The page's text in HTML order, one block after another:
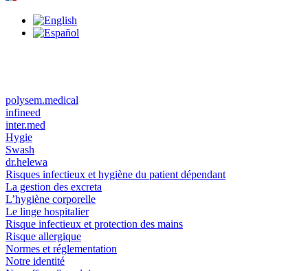
polysem.medical
infineed
inter.med
Hygie
Swash
dr.helewa
Risques infectieux et hygiène du patient dépendant
La gestion des excreta
L’hygiène corporelle
Le linge hospitalier
Risque infectieux et protection des mains
Risque allergique
Normes et réglementation
Notre identité